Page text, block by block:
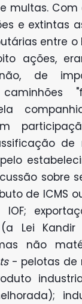
multas. Com
e extintas
entre o
ações,
de
sobre
de ICMS
Lei Kandir
não
- pelotas de